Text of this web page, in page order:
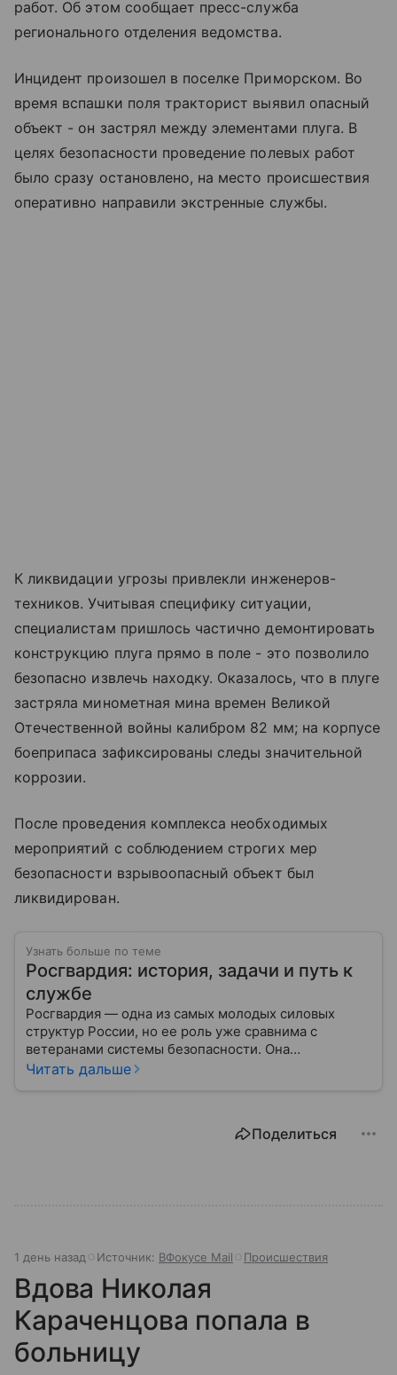
работ. Об этом сообщает пресс-служба
регионального отделения ведомства.
Инцидент произошел в поселке Приморском. Во
время вспашки поля тракторист выявил опасный
объект - он застрял между элементами плуга. В
целях безопасности проведение полевых работ
было сразу остановлено, на место происшествия
оперативно направили экстренные службы.
К ликвидации угрозы привлекли инженеров-
техников. Учитывая специфику ситуации,
специалистам пришлось частично демонтировать
конструкцию плуга прямо в поле - это позволило
безопасно извлечь находку. Оказалось, что в плуге
застряла минометная мина времен Великой
Отечественной войны калибром 82 мм; на корпусе
боеприпаса зафиксированы следы значительной
коррозии.
После проведения комплекса необходимых
мероприятий с соблюдением строгих мер
безопасности взрывоопасный объект был
ликвидирован.
Узнать больше по теме
Росгвардия: история, задачи и путь к
службе
Росгвардия — одна из самых молодых силовых
структур России, но ее роль уже сравнима с
ветеранами системы безопасности. Она
одновременно напоминает армию и полицию, но
Читать дальше
Поделиться
1 день назад Источник: ВФокусе Mail Происшествия
Вдова Николая
Караченцова попала в
больницу